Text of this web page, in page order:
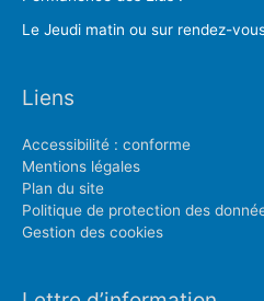
Le Jeudi matin ou sur rendez-
Liens
Accessibilité : conforme
Mentions légales
Plan du site
Politique de protection des
Gestion des cookies